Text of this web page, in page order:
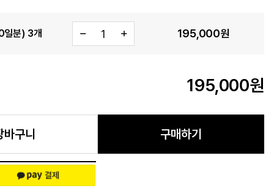
일분) 3개 195,000원
195,000원
바구니 구매하기